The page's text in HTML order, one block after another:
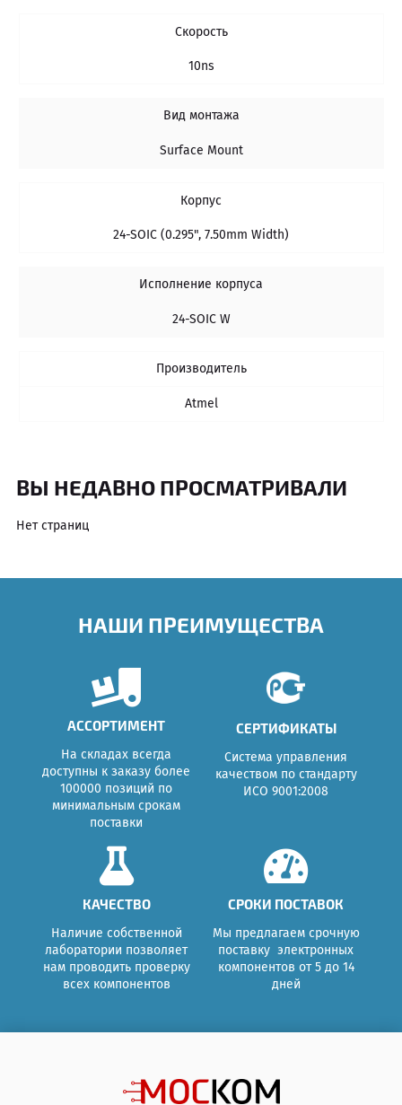
ВЫ НЕДАВНО ПРОСМАТРИВАЛИ
Нет страниц
Скорость
10ns
Вид монтажа
Surface Mount
Корпус
24-SOIC (0.295", 7.50mm Width)
Исполнение корпуса
24-SOIC W
Производитель
Atmel
НАШИ ПРЕИМУЩЕСТВА
АССОРТИМЕНТ
На складах всегда
доступны к заказу более
100000 позиций по
минимальным срокам
поставки
СЕРТИФИКАТЫ
Система управления
качеством по стандарту
ИСО 9001:2008
КАЧЕСТВО
Наличие собственной
лаборатории позволяет
нам проводить проверку
всех компонентов
СРОКИ ПОСТАВОК
Мы предлагаем срочную
поставку электронных
компонентов от 5 до 14
дней